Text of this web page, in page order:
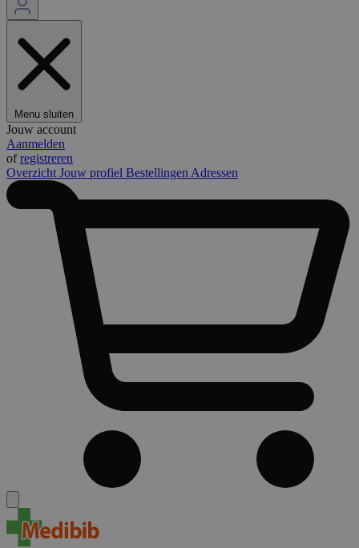
Menu sluiten
Jouw account
Aanmelden
ofregistreren
Overzicht Jouw profiel Bestellingen Adressen